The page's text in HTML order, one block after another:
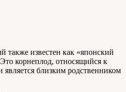
известен как «японский
корнеплод, относящийся к
является близким родственником